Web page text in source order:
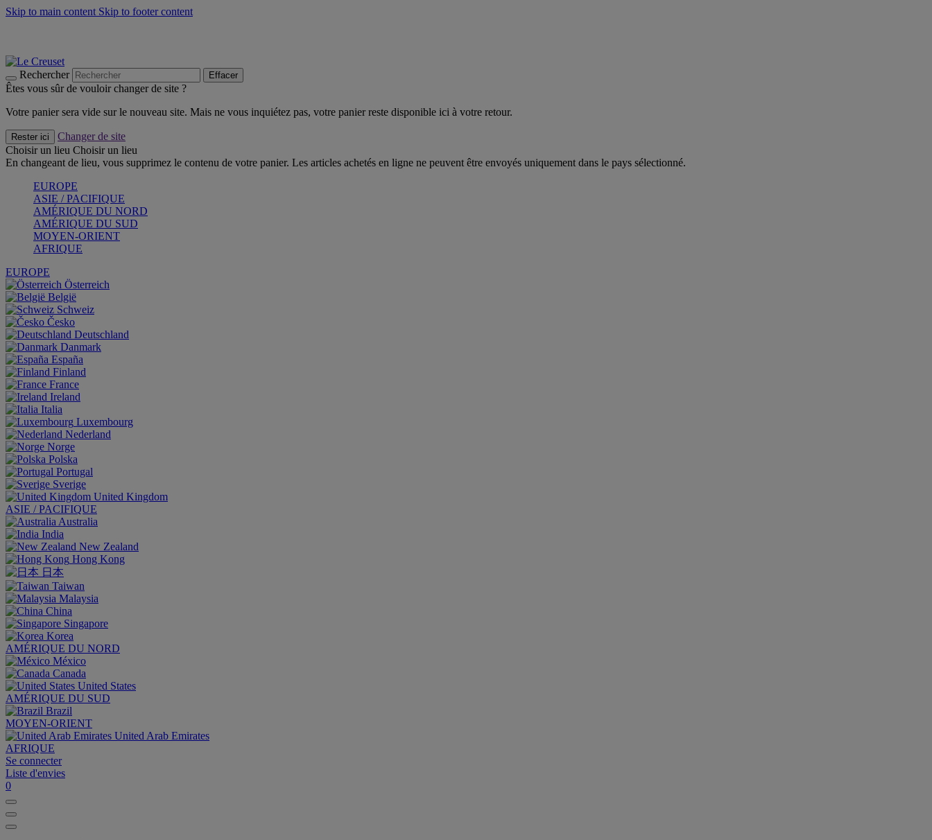
Skip to main content Skip to footer content
Rechercher Effacer
Êtes vous sûr de vouloir changer de site ?
Votre panier sera vide sur le nouveau site. Mais ne vous inquiétez pas, votre panier reste disponible ici à votre retour.
Rester ici
Changer de site
Choisir un lieu Choisir un lieu
En changeant de lieu, vous supprimez le contenu de votre panier. Les articles achetés en ligne ne peuvent être envoyés uniquement dans le pays sélectionné.
EUROPE
ASIE / PACIFIQUE
AMÉRIQUE DU NORD
AMÉRIQUE DU SUD
MOYEN-ORIENT
AFRIQUE
EUROPE
Österreich
België
Schweiz
Česko
Deutschland
Danmark
España
Finland
France
Ireland
Italia
Luxembourg
Nederland
Norge
Polska
Portugal
Sverige
United Kingdom
ASIE / PACIFIQUE
Australia
India
New Zealand
Hong Kong
日本
Taiwan
Malaysia
China
Singapore
Korea
AMÉRIQUE DU NORD
México
Canada
United States
AMÉRIQUE DU SUD
Brazil
MOYEN-ORIENT
United Arab Emirates
AFRIQUE
Se connecter
Liste d'envies
0